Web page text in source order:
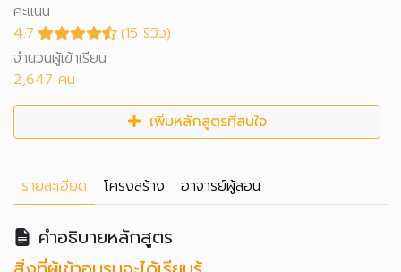
คะแนน
4.7
(15 รีวิว)
จำนวนผู้เข้าเรียน
2,647 คน
เพิ่มหลักสูตรที่สนใจ
รายละเอียด โครงสร้าง อาจารย์ผู้สอน
คำอธิบายหลักสูตร